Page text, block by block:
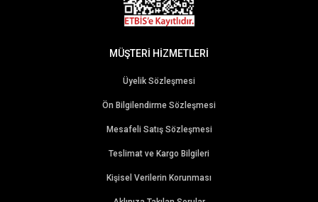
MÜŞTERİ HİZMETLERİ
Üyelik Sözleşmesi
Ön Bilgilendirme Sözleşmesi
Mesafeli Satış Sözleşmesi
Teslimat ve Kargo Bilgileri
Kişisel Verilerin Korunması